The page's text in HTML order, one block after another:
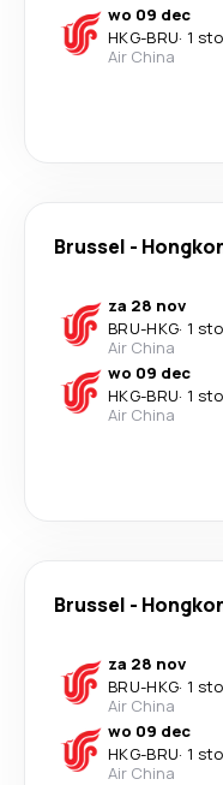
wo 09 dec
HKG-BRU· 1
Air China
Brussel -
za 28 nov
BRU-HKG· 1
Air China
wo 09 dec
HKG-BRU· 1
Air China
Brussel -
za 28 nov
BRU-HKG· 1
Air China
wo 09 dec
HKG-BRU· 1
Air China